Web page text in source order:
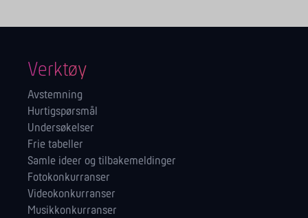
Verktøy
Avstemning
Hurtigspørsmål
Undersøkelser
Frie tabeller
Samle ideer og tilbakemeldinger
Fotokonkurranser
Videokonkurranser
Musikkonkurranser